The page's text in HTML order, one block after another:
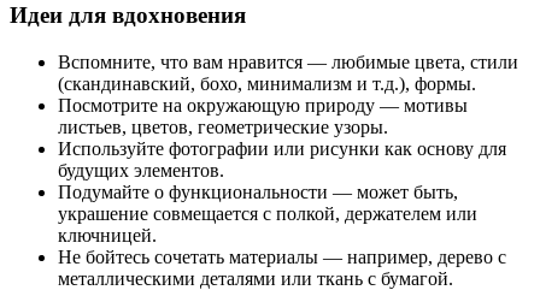
Идеи для вдохновения
Вспомните, что вам нравится — любимые цвета, стили
(скандинавский, бохо, минимализм и т.д.), формы.
Посмотрите на окружающую природу — мотивы
листьев, цветов, геометрические узоры.
Используйте фотографии или рисунки как основу для
будущих элементов.
Подумайте о функциональности — может быть,
украшение совмещается с полкой, держателем или
ключницей.
Не бойтесь сочетать материалы — например, дерево с
металлическими деталями или ткань с бумагой.